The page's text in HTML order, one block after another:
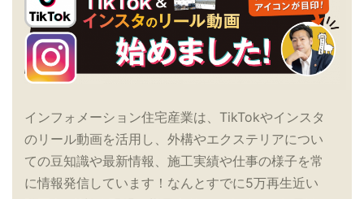
インフォメーション住宅産業は、TikTokやインスタ
のリール動画を活用し、外構やエクステリアについ
ての豆知識や最新情報、施工実績や仕事の様子を常
に情報発信しています！なんとすでに5万再生近い